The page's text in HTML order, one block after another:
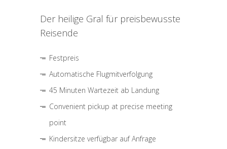
Der heilige Gral für preisbewusste
Reisende
Festpreis
Automatische Flugmitverfolgung
45 Minuten Wartezeit ab Landung
Convenient pickup at precise meeting
point
Kindersitze verfügbar auf Anfrage